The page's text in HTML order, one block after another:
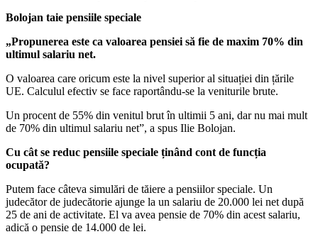
Bolojan taie pensiile speciale
„Propunerea este ca valoarea pensiei să fie de maxim 70% din
ultimul salariu net.
O valoarea care oricum este la nivel superior al situației din țările
UE. Calculul efectiv se face raportându-se la veniturile brute.
Un procent de 55% din venitul brut în ultimii 5 ani, dar nu mai mult
de 70% din ultimul salariu net”, a spus Ilie Bolojan.
Cu cât se reduc pensiile speciale ținând cont de funcția
ocupată?
Putem face câteva simulări de tăiere a pensiilor speciale. Un
judecător de judecătorie ajunge la un salariu de 20.000 lei net după
25 de ani de activitate. El va avea pensie de 70% din acest salariu,
adică o pensie de 14.000 de lei.